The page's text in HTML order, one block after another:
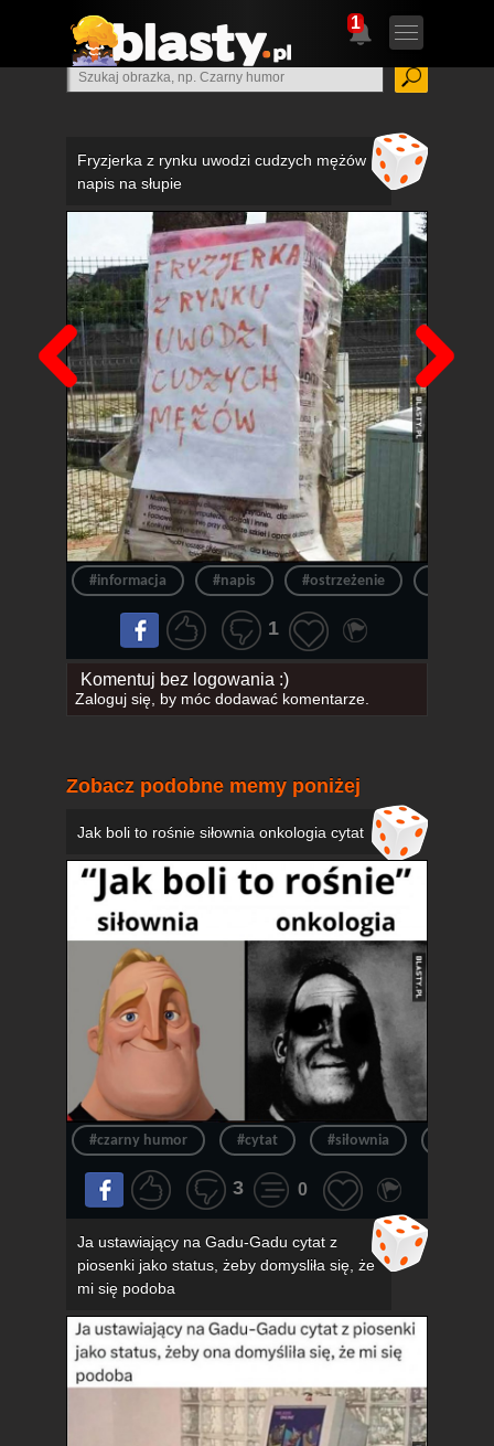
1
Fryzjerka z rynku uwodzi cudzych mężów
napis na słupie
Poprzedni
#informacja #napis #ostrzeżenie
1
Komentuj bez logowania :)
Zaloguj się, by móc dodawać komentarze.
Zobacz podobne memy poniżej
Jak boli to rośnie siłownia onkologia cytat
#czarny humor #cytat #siłownia
3 0
Ja ustawiający na Gadu-Gadu cytat z
piosenki jako status, żeby domysliła się, że
mi się podoba